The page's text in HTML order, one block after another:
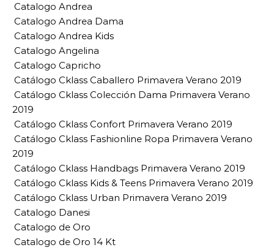
Catalogo Andrea
Catalogo Andrea Dama
Catalogo Andrea Kids
Catalogo Angelina
Catalogo Capricho
Catálogo Cklass Caballero Primavera Verano 2019
Catálogo Cklass Colección Dama Primavera Verano
2019
Catálogo Cklass Confort Primavera Verano 2019
Catálogo Cklass Fashionline Ropa Primavera Verano
2019
Catálogo Cklass Handbags Primavera Verano 2019
Catálogo Cklass Kids & Teens Primavera Verano 2019
Catálogo Cklass Urban Primavera Verano 2019
Catalogo Danesi
Catalogo de Oro
Catalogo de Oro 14 Kt